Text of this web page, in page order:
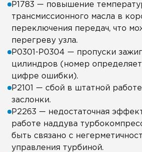
Р1783 — повышение
трансмиссионного масла в
переключения передач, что
перегреву узла.
Р0301-Р0304 — пропуски
цилиндров (номер
цифре ошибки).
Р2101 — сбой в штатной
заслонки.
Р2263 — недостаточная
работе наддува
быть связано с
управления турбиной.